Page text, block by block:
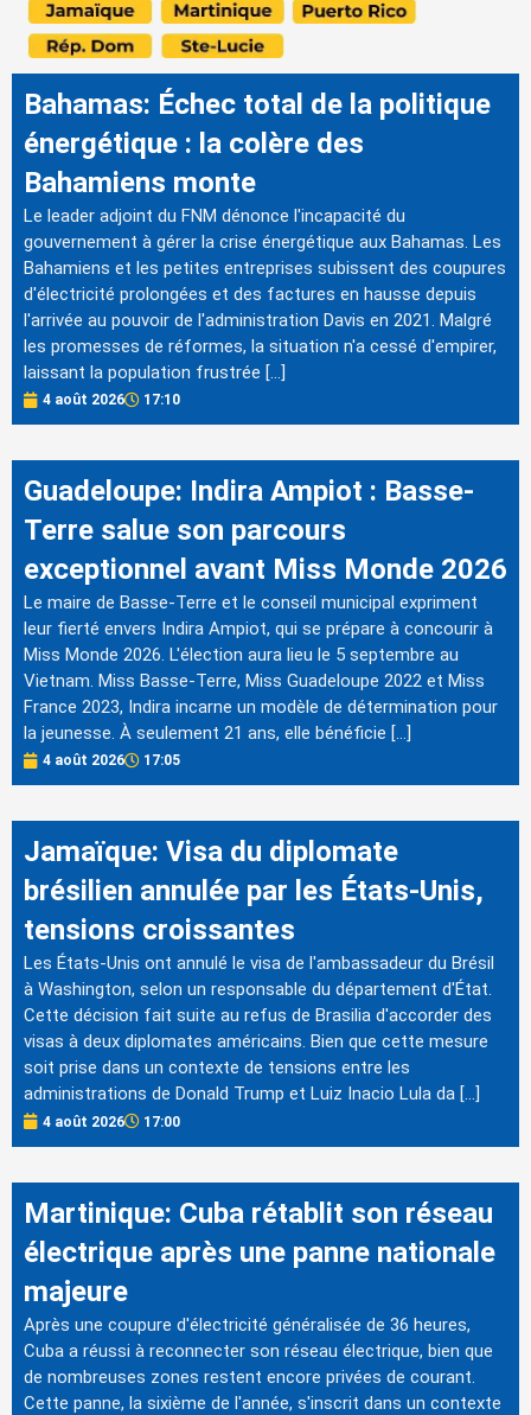
Bahamas: Échec total de la politique
énergétique : la colère des
Bahamiens monte
Le leader adjoint du FNM dénonce l'incapacité du
gouvernement à gérer la crise énergétique aux Bahamas. Les
Bahamiens et les petites entreprises subissent des coupures
d'électricité prolongées et des factures en hausse depuis
l'arrivée au pouvoir de l'administration Davis en 2021. Malgré
les promesses de réformes, la situation n'a cessé d'empirer,
laissant la population frustrée […]
4 août 2026 17:10
Guadeloupe: Indira Ampiot : Basse-
Terre salue son parcours
exceptionnel avant Miss Monde 2026
Le maire de Basse-Terre et le conseil municipal expriment
leur fierté envers Indira Ampiot, qui se prépare à concourir à
Miss Monde 2026. L'élection aura lieu le 5 septembre au
Vietnam. Miss Basse-Terre, Miss Guadeloupe 2022 et Miss
France 2023, Indira incarne un modèle de détermination pour
la jeunesse. À seulement 21 ans, elle bénéficie […]
4 août 2026 17:05
Jamaïque: Visa du diplomate
brésilien annulée par les États-Unis,
tensions croissantes
Les États-Unis ont annulé le visa de l'ambassadeur du Brésil
à Washington, selon un responsable du département d'État.
Cette décision fait suite au refus de Brasilia d'accorder des
visas à deux diplomates américains. Bien que cette mesure
soit prise dans un contexte de tensions entre les
administrations de Donald Trump et Luiz Inacio Lula da […]
4 août 2026 17:00
Martinique: Cuba rétablit son réseau
électrique après une panne nationale
majeure
Après une coupure d'électricité généralisée de 36 heures,
Cuba a réussi à reconnecter son réseau électrique, bien que
de nombreuses zones restent encore privées de courant.
Cette panne, la sixième de l'année, s'inscrit dans un contexte